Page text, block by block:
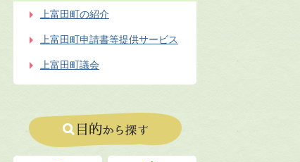
上富田町の紹介
上富田町申請書等提供サービス
上富田町議会